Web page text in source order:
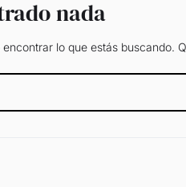
nada
lo que estás buscando.